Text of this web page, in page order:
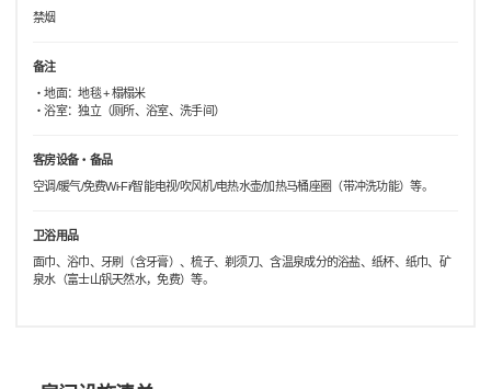
禁烟
备注
・地面：地毯 + 榻榻米
・浴室：独立（厕所、浴室、洗手间）
客房设备・备品
空调/暖气/免费Wi-Fi/智能电视/吹风机/电热水壶/加热马桶座圈（带冲洗功能）等。
卫浴用品
面巾、浴巾、牙刷（含牙膏）、梳子、剃须刀、含温泉成分的浴盐、纸杯、纸巾、矿
泉水（富士山钒天然水，免费）等。